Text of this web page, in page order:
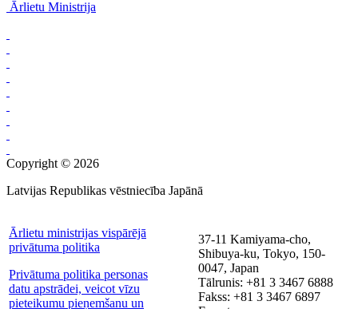
Ārlietu Ministrija
Copyright © 2026
Latvijas Republikas vēstniecība Japānā
Ārlietu ministrijas vispārējā
privātuma politika
Privātuma politika personas
datu apstrādei, veicot vīzu
pieteikumu pieņemšanu un
37-11 Kamiyama-cho,
Shibuya-ku, Tokyo, 150-
0047, Japan
Tālrunis: +81 3 3467 6888
Fakss: +81 3 3467 6897